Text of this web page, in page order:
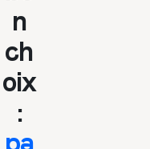
n
ch
oix
: